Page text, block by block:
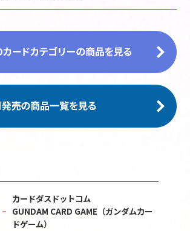
カードダスドットコム
GUNDAM CARD GAME（ガンダムカー
ドゲーム）